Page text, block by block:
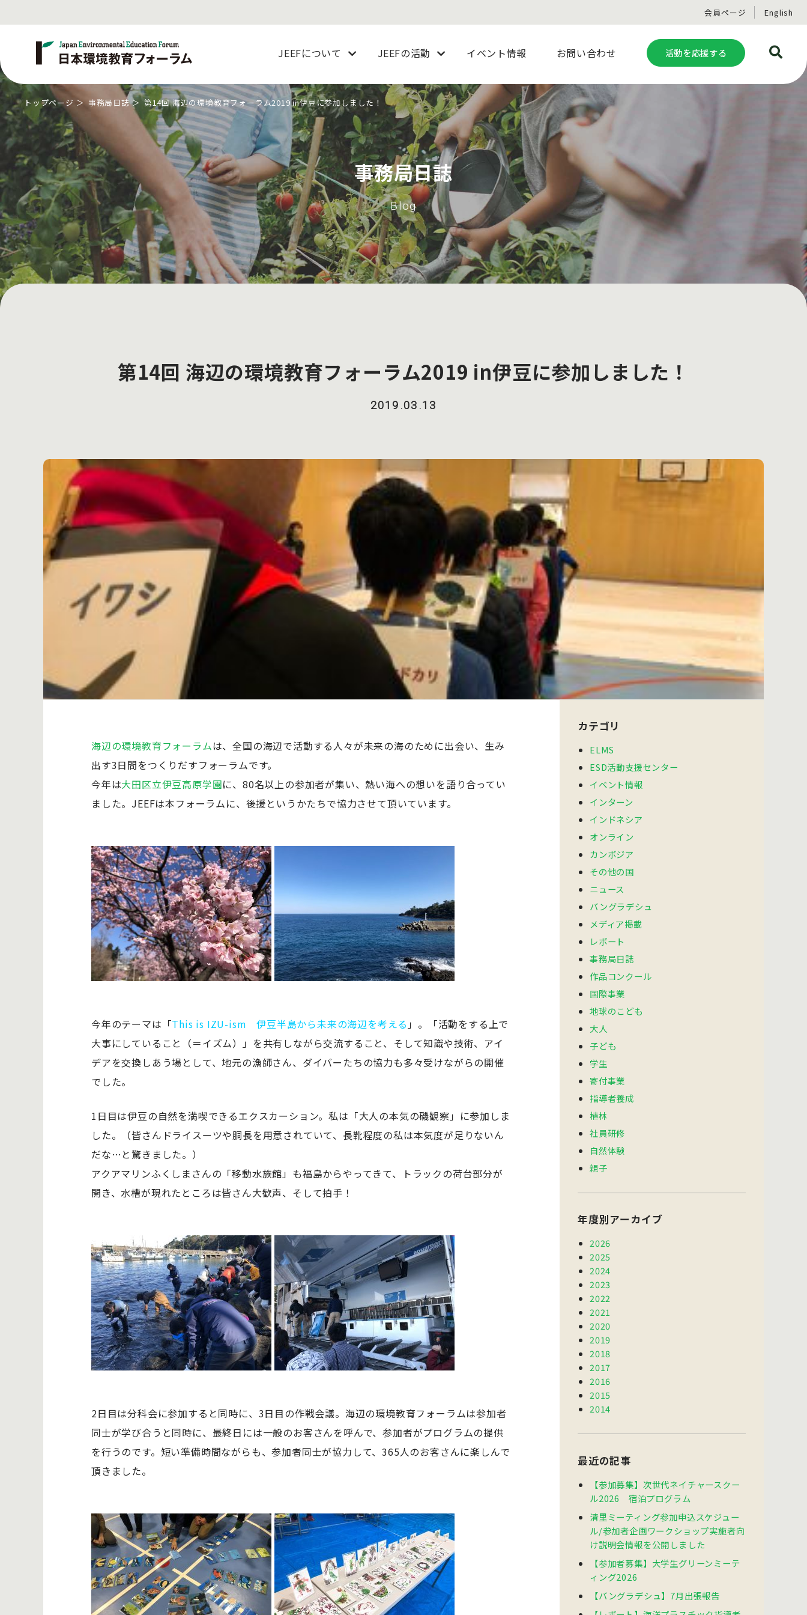
JEEFについて JEEFの活動 イベント情報 お問い合わせ 活動を応援する
会員ページ English
事務局日誌
Blog
トップページ 事務局日誌 第14回 海辺の環境教育フォーラム2019 in伊豆に参加しました！
第14回 海辺の環境教育フォーラム2019 in伊豆に参加しました！
2019.03.13
海辺の環境教育フォーラムは、全国の海辺で活動する人々が未来の海のために出会い、生み
出す3日間をつくりだすフォーラムです。
今年は大田区立伊豆高原学園に、80名以上の参加者が集い、熱い海への想いを語り合ってい
ました。JEEFは本フォーラムに、後援というかたちで協力させて頂いています。
今年のテーマは「This is IZU-ism 伊豆半島から未来の海辺を考える」。「活動をする上で
大事にしていること（＝イズム）」を共有しながら交流すること、そして知識や技術、アイ
デアを交換しあう場として、地元の漁師さん、ダイバーたちの協力も多々受けながらの開催
でした。
1日目は伊豆の自然を満喫できるエクスカーション。私は「大人の本気の磯観察」に参加しま
した。（皆さんドライスーツや胴長を用意されていて、長靴程度の私は本気度が足りないん
だな…と驚きました。）
アクアマリンふくしまさんの「移動水族館」も福島からやってきて、トラックの荷台部分が
開き、水槽が現れたところは皆さん大歓声、そして拍手！
2日目は分科会に参加すると同時に、3日目の作戦会議。海辺の環境教育フォーラムは参加者
同士が学び合うと同時に、最終日には一般のお客さんを呼んで、参加者がプログラムの提供
を行うのです。短い準備時間ながらも、参加者同士が協力して、365人のお客さんに楽しんで
頂きました。
カテゴリ
ELMS
ESD活動支援センター
イベント情報
インターン
インドネシア
オンライン
カンボジア
その他の国
ニュース
バングラデシュ
メディア掲載
レポート
事務局日誌
作品コンクール
国際事業
地球のこども
大人
子ども
学生
寄付事業
指導者養成
植林
社員研修
自然体験
親子
年度別アーカイブ
2026
2025
2024
2023
2022
2021
2020
2019
2018
2017
2016
2015
2014
最近の記事
【参加募集】次世代ネイチャースクー
ル2026 宿泊プログラム
清里ミーティング参加申込スケジュー
ル/参加者企画ワークショップ実施者向
け説明会情報を公開しました
【参加者募集】大学生グリーンミーテ
ィング2026
【バングラデシュ】7月出張報告